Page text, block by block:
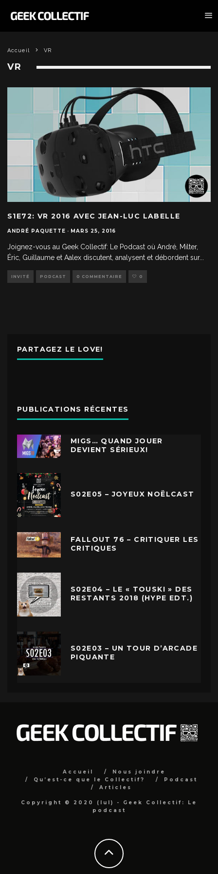
Accueil VR
VR
S1E72: VR 2016 AVEC JEAN-LUC LABELLE
ANDRÉ PAQUETTE · MARS 25, 2016
Joignez-vous au Geek Collectif: Le Podcast où André, Milter,
Éric, Guillaume et Aalex discutent, analysent et débordent sur...
INVITÉ PODCAST 0 COMMENTAIRE 0
PARTAGEZ LE LOVE!
PUBLICATIONS RÉCENTES
MIGS… QUAND JOUER
DEVIENT SÉRIEUX!
S02E05 – JOYEUX NOËLCAST
FALLOUT 76 – CRITIQUER LES
CRITIQUES
S02E04 – LE « TOUSKI » DES
RESTANTS 2018 (HYPE EDT.)
S02E03 – UN TOUR D’ARCADE
PIQUANTE
Accueil
Nous joindre
Qu’est-ce que le Collectif?
Podcast
Articles
Copyright © 2020 (lul) - Geek Collectif: Le
podcast